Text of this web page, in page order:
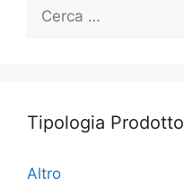
per:
Tipologia Prodotto
Altro